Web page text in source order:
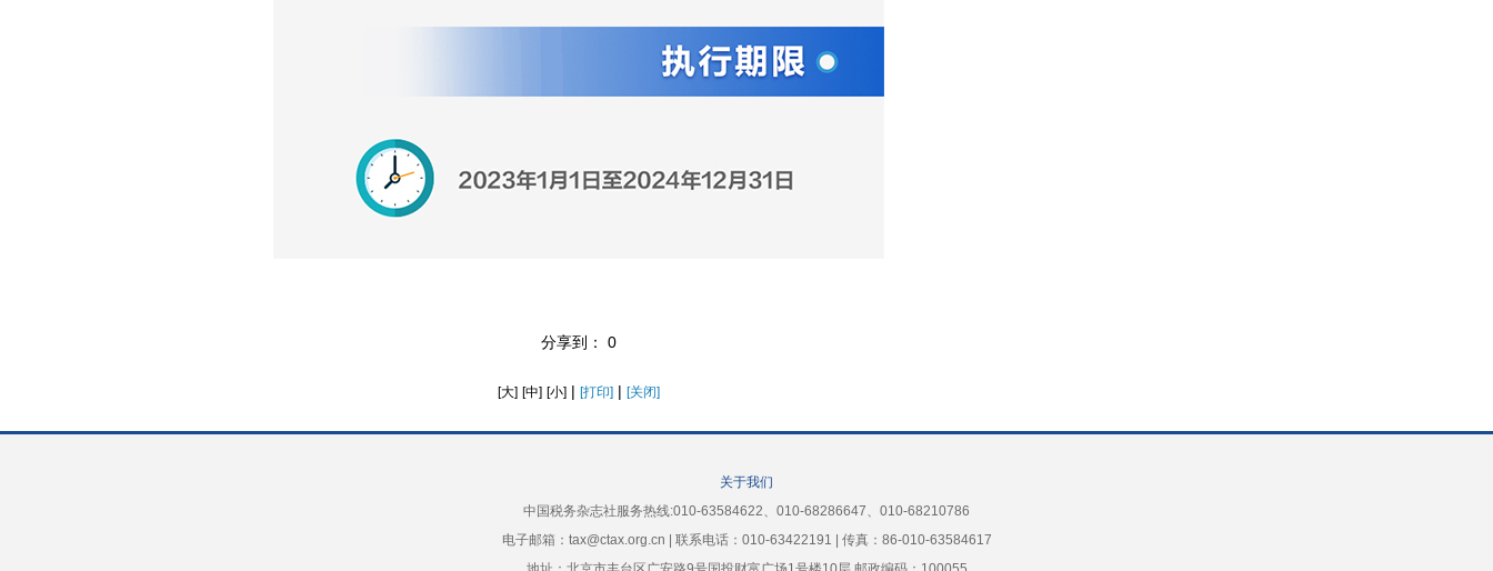
分享到： 0
[大] [中] [小] | [打印] | [关闭]
关于我们
中国税务杂志社服务热线:010-63584622、010-68286647、010-68210786
电子邮箱：tax@ctax.org.cn | 联系电话：010-63422191 | 传真：86-010-63584617